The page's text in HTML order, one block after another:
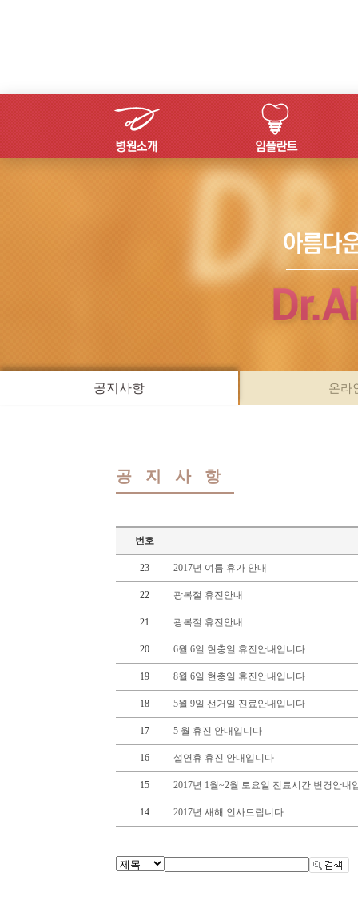
공지사항 온라
공지사항
번호
23 2017년 여름 휴가 안내
22 광복절 휴진안내
21 광복절 휴진안내
20 6월 6일 현충일 휴진안내입니다
19 8월 6일 현충일 휴진안내입니다
18 5월 9일 선거일 진료안내입니다
17 5 월 휴진 안내입니다
16 설연휴 휴진 안내입니다
15 2017년 1월~2월 토요일 진료시간 변경안내
14 2017년 새해 인사드립니다